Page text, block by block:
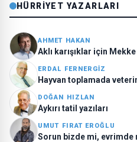
HÜRRIYET YAZARLARI
AHMET HAKAN
Aklı karışıklar için
ERDAL FERNERGIZ
Hayvan toplamada
DOĞAN HIZLAN
Aykırı tatil yazıları
UMUT FIRAT EROĞLU
Sorun bizde mi, evrimde